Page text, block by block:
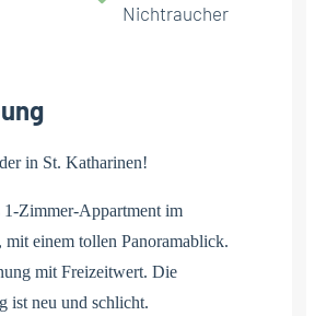
Nichtraucher
in St. Katharinen!
1-Zimmer-Appartment im
mit einem tollen Panoramablick.
mit Freizeitwert. Die
ist neu und schlicht.